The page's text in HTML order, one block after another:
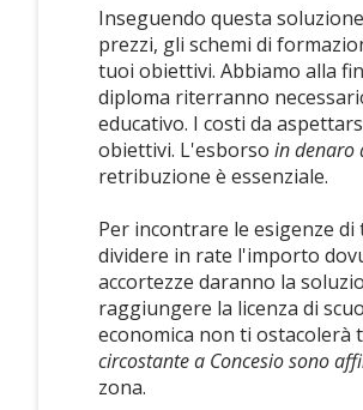
Inseguendo questa
prezzi, gli schemi di
tuoi obiettivi. Abbiamo alla
diploma riterranno
educativo. I costi da
obiettivi. L'esborso in denaro
retribuzione è essenziale.
Per incontrare le esigenze
dividere in rate l'importo
accortezze daranno la
raggiungere la licenza di
economica non ti
circostante a Concesio sono
zona.